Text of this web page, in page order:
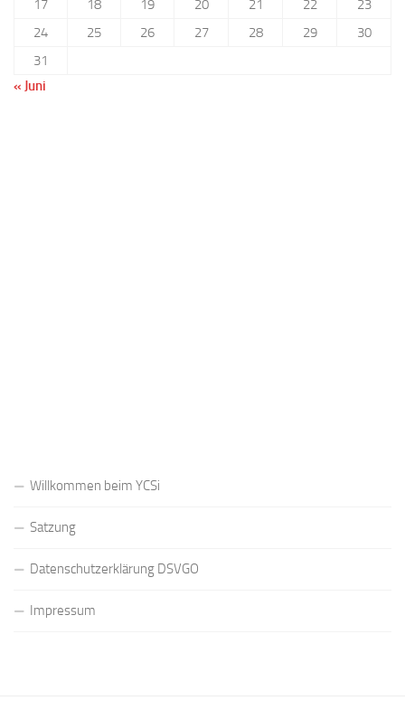
17
18 19 20 21 22
23
24
25 26 27 28 29
30
31
« Juni
Willkommen beim YCSi
Satzung
Datenschutzerklärung DSVGO
Impressum